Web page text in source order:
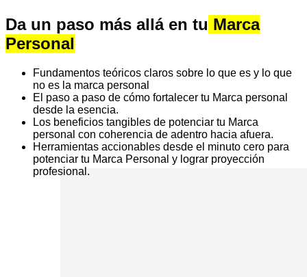
Da un paso más allá en tu Marca
Personal
Fundamentos teóricos claros sobre lo que es y lo que
no es la marca personal
El paso a paso de cómo fortalecer tu Marca personal
desde la esencia.
Los beneficios tangibles de potenciar tu Marca
personal con coherencia de adentro hacia afuera.
Herramientas accionables desde el minuto cero para
potenciar tu Marca Personal y lograr proyección
profesional.